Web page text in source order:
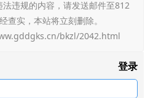
违规的内容，请发送邮件至812
实，本站将立刻删除。
bkzl/2042.html
登录